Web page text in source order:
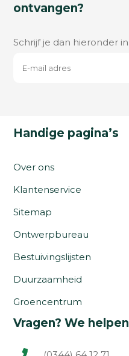
ontvangen?
Schrijf je dan hieronder in.
Handige pagina’s
Over ons
Klantenservice
Sitemap
Ontwerpbureau
Bestuivingslijsten
Duurzaamheid
Groencentrum
Vragen? We